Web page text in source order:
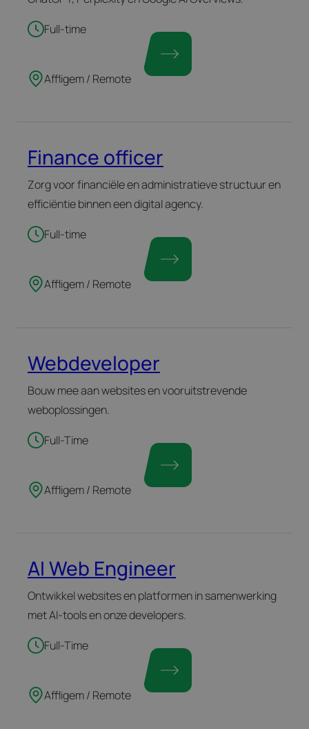
Full-time
Affligem / Remote
Finance officer
Zorg voor financiële en administratieve structuur en
efficiëntie binnen een digital agency.
Full-time
Affligem / Remote
Webdeveloper
Bouw mee aan websites en vooruitstrevende
weboplossingen.
Full-Time
Affligem / Remote
AI Web Engineer
Ontwikkel websites en platformen in samenwerking
met AI-tools en onze developers.
Full-Time
Affligem / Remote